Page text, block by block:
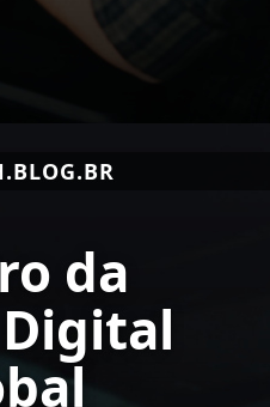
da